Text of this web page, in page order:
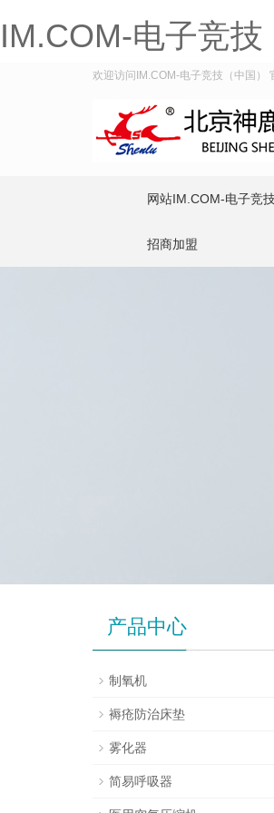
IM.COM-电子竞技
欢迎访问IM.COM-电子竞技（中国）
网站IM.COM-电子竞技
招商加盟
产品中心
制氧机
褥疮防治床垫
雾化器
简易呼吸器